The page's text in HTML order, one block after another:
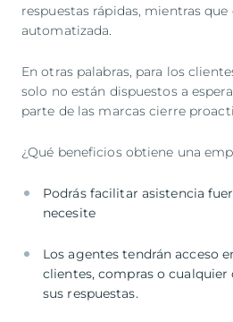
respuestas rápidas, mientras
automatizada.
En otras palabras, para los
solo no están dispuestos a
parte de las marcas cierre
¿Qué beneficios obtiene una
Podrás facilitar asistencia
necesite
Los agentes tendrán acceso
clientes, compras o
sus respuestas.